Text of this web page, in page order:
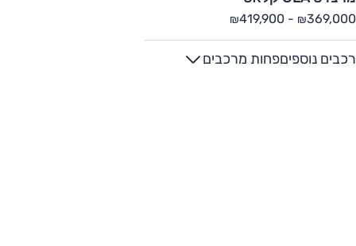
₪369,000
-
₪419,900
רכבים נוספיםפחות מרכבים